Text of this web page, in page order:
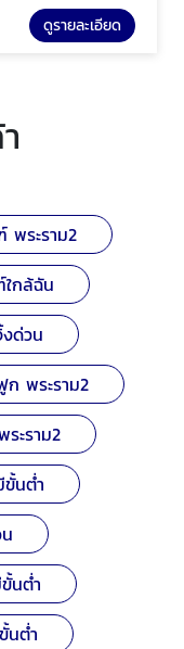
ดูรายละเอียด
พระราม2
กล้ฉัน
ด่วน
ก พระราม2
ะราม2
นต่ำ
นต่ำ
นต่ำ